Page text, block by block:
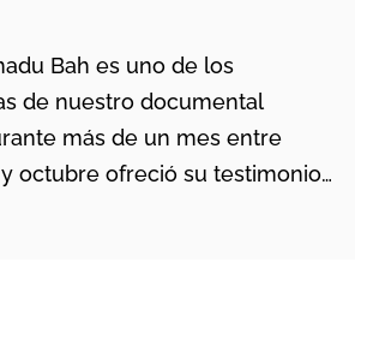
Bah es uno de los
de nuestro documental
más de un mes entre
octubre ofreció su testimonio
y de redención en más de